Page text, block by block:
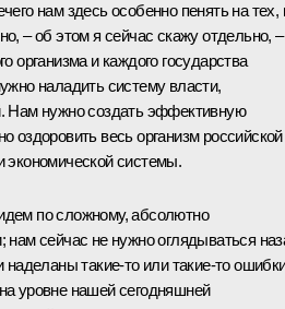
нам здесь особенно пенять на тех,
– об этом я сейчас скажу отдельно, –
организма и каждого государства
наладить систему власти,
Нам нужно создать эффективную
оздоровить весь организм российской
экономической системы.
по сложному, абсолютно
нам сейчас не нужно оглядываться
наделаны такие‑то или такие‑то
уровне нашей сегодняшней